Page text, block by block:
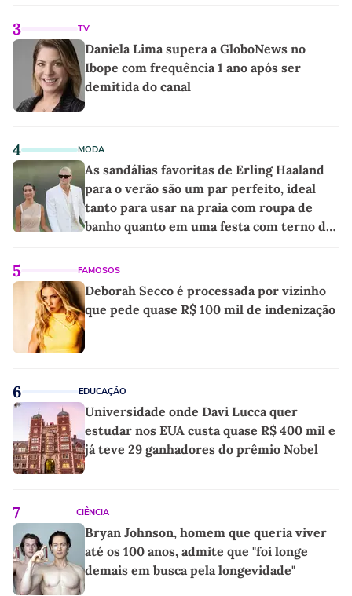
3 TV
Daniela Lima supera a GloboNews no
Ibope com frequência 1 ano após ser
demitida do canal
4 MODA
As sandálias favoritas de Erling Haaland
para o verão são um par perfeito, ideal
tanto para usar na praia com roupa de
banho quanto em uma festa com terno de
5 FAMOSOS
Deborah Secco é processada por vizinho
que pede quase R$ 100 mil de indenização
6 EDUCAÇÃO
Universidade onde Davi Lucca quer
estudar nos EUA custa quase R$ 400 mil e
já teve 29 ganhadores do prêmio Nobel
7 CIÊNCIA
Bryan Johnson, homem que queria viver
até os 100 anos, admite que "foi longe
demais em busca pela longevidade"